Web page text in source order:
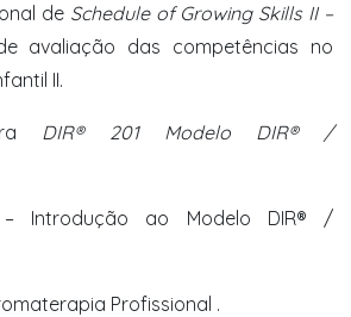
de Schedule of Growing Skills II –
avaliação das competências no
II.
DIR® 201 Modelo DIR® /
– Introdução ao Modelo DIR® /
Profissional .